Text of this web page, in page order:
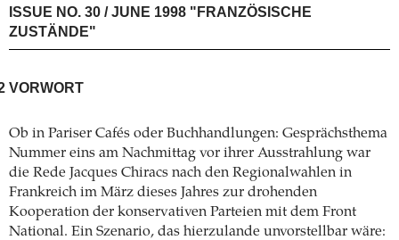
ISSUE NO. 30 / JUNE 1998 "FRANZÖSISCHE
ZUSTÄNDE"
VORWORT
Ob in Pariser Cafés oder Buchhandlungen: Gesprächsthema
Nummer eins am Nachmittag vor ihrer Ausstrahlung war
die Rede Jacques Chiracs nach den Regionalwahlen in
Frankreich im März dieses Jahres zur drohenden
Kooperation der konservativen Parteien mit dem Front
National. Ein Szenario, das hierzulande unvorstellbar wäre: